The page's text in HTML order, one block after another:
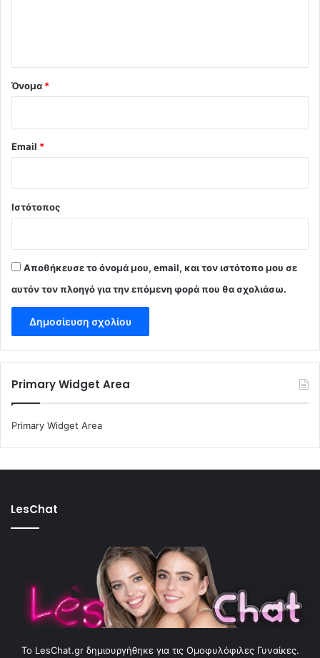
Όνομα *
Email *
Ιστότοπος
Αποθήκευσε το όνομά μου, email, και τον ιστότοπο μου σε
αυτόν τον πλοηγό για την επόμενη φορά που θα σχολιάσω.
Primary Widget Area
Primary Widget Area
LesChat
To LesChat.gr δημιουργήθηκε για τις Ομοφυλόφιλες Γυναίκες.